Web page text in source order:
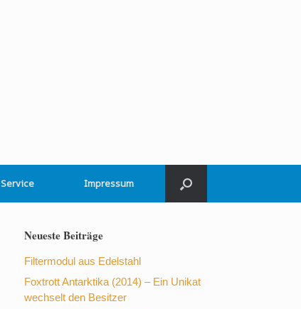
Service Impressum
Neueste Beiträge
Filtermodul aus Edelstahl
Foxtrott Antarktika (2014) – Ein Unikat
wechselt den Besitzer